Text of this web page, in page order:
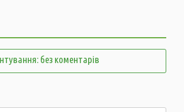
без коментарів